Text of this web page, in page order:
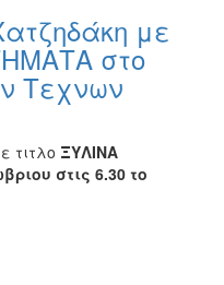
με
στο
Τεχνων
τιτλο ΞΥΛΙΝΑ
στις 6.30 το